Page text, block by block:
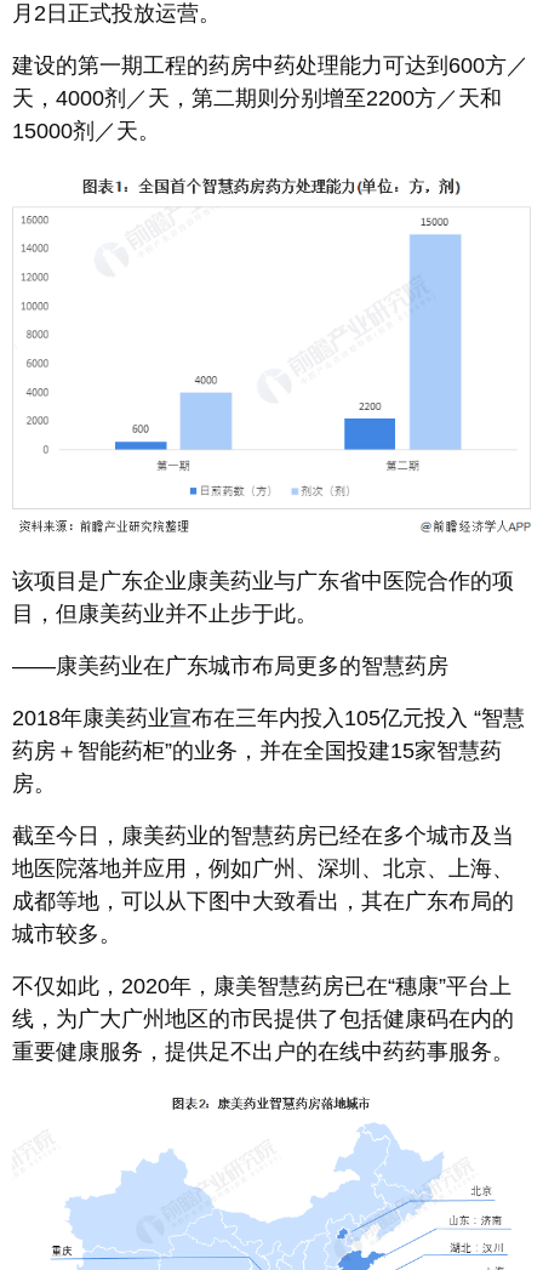
月2日正式投放运营。
建设的第一期工程的药房中药处理能力可达到600方／
天，4000剂／天，第二期则分别增至2200方／天和
15000剂／天。
该项目是广东企业康美药业与广东省中医院合作的项
目，但康美药业并不止步于此。
——康美药业在广东城市布局更多的智慧药房
2018年康美药业宣布在三年内投入105亿元投入 “智慧
药房＋智能药柜”的业务，并在全国投建15家智慧药
房。
截至今日，康美药业的智慧药房已经在多个城市及当
地医院落地并应用，例如广州、深圳、北京、上海、
成都等地，可以从下图中大致看出，其在广东布局的
城市较多。
不仅如此，2020年，康美智慧药房已在“穗康”平台上
线，为广大广州地区的市民提供了包括健康码在内的
重要健康服务，提供足不出户的在线中药药事服务。